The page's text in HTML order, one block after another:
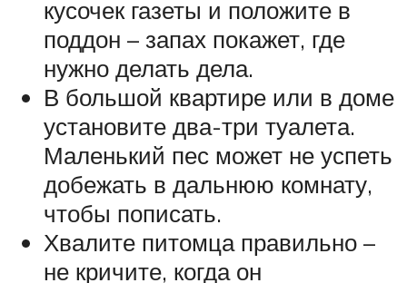
кусочек газеты и положите в
поддон – запах покажет, где
нужно делать дела.
В большой квартире или в доме
установите два-три туалета.
Маленький пес может не успеть
добежать в дальнюю комнату,
чтобы пописать.
Хвалите питомца правильно –
не кричите, когда он